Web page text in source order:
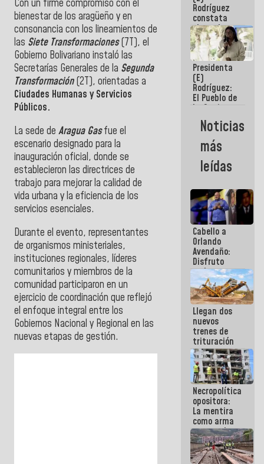
Con un firme compromiso con el
bienestar de los aragüeño y en
consonancia con los lineamientos de
las Siete Transformaciones(7T), el
Gobierno Bolivariano instaló las
Secretarías Generales de la Segunda
Transformación(2T), orientadas a
Ciudades Humanas y Servicios
Públicos.
La sede de Aragua Gasfue el
escenario designado para la
inauguración oficial, donde se
establecieron las directrices de
trabajo para mejorar la calidad de
vida urbana y la eficiencia de los
servicios esenciales.
Durante el evento, representantes
de organismos ministeriales,
instituciones regionales, líderes
comunitarios y miembros de la
comunidad participaron en un
ejercicio de coordinación que reflejó
el enfoque integral entre los
Gobiernos Nacional y Regional en las
nuevas etapas de gestión.
Rodríguez
constata
obras de
rehabilitación
de Escuela
Militar de
Mamo en La
Guaira
Presidenta
(E)
Rodríguez:
El Pueblo de
La Guaira
siempre
estará
acompañada
por el
Gobierno
Nacional
Noticias
más
leídas
Cabello a
Orlando
Avendaño:
Disfruto
cada vez
que escribes
porque lo
que haces
es
embarrarla
Llegan dos
nuevos
trenes de
trituración
para
optimizar
manejo de
escombros
en La Guaira
Necropolítica
opositora:
La mentira
como arma
contra el
Pueblo